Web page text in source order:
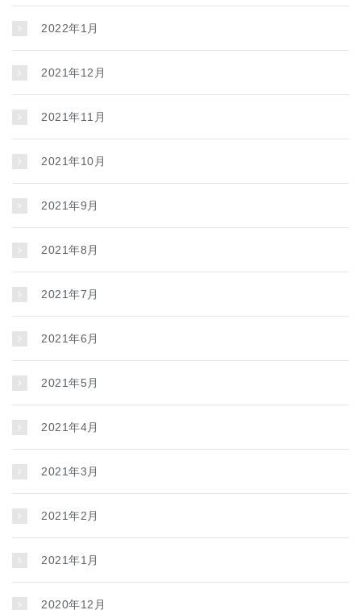
2022年1月
2021年12月
2021年11月
2021年10月
2021年9月
2021年8月
2021年7月
2021年6月
2021年5月
2021年4月
2021年3月
2021年2月
2021年1月
2020年12月